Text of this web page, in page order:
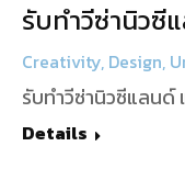
รับทำวีซ่านิวซี
Creativity, Design,
รับทำวีซ่านิวซีแลนด์
Details